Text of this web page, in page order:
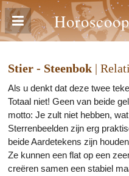
Horoscoop
Stier - Steenbok |
Als u denkt dat deze twee
Totaal niet! Geen van beide
motto: Je zult niet hebben,
Sterrenbeelden zijn erg
beide Aardetekens zijn
Ze kunnen een flat op een
creëren samen een stabiel